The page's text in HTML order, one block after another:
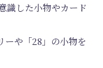
識した小物やカード
ーや「28」の小物を